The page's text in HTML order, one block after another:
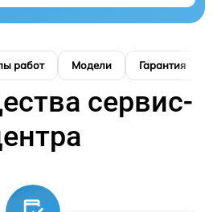
работ Модели Гарантия
сервис-